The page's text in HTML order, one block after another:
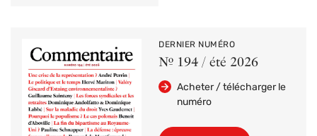
DERNIER NUMÉRO
Nº 194 / été 2026
Acheter / télécharger le
numéro